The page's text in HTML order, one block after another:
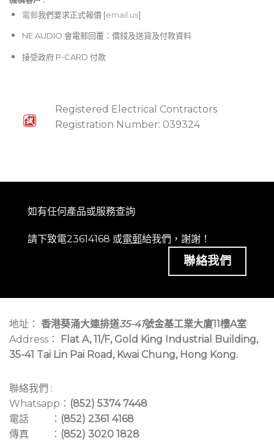
電郵我們要求正式報價 [email us]
NE AUDIO 會電郵回覆：價錢及送貨及付款資料
接受政府 P-CARD 付款
Registered Electrical Contractors
Registration Number: 039324
如有任何產品或服務查詢
請下致電23614168 或電郵給我們，謝謝！
聯絡我們
地址： 香港葵涌大連排道35-41號金基工業大廈11樓A室
Address：
Flat A, 11/F, Gold King Industrial Building,
35-41 Tai Lin Pai Road, Kwai Chung, Hong Kong.
聯絡我們 :
Whatsapp： (852) 5374 7448
電話 ： (852) 2361 4168
傳真 ： (852) 3020 1828